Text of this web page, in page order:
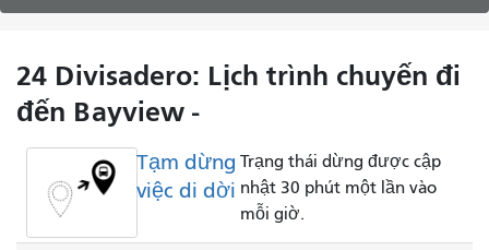
như
nào
24 Divisadero: Lịch trình chuyến đi
đến Bayview -
Tạm dừng
việc di dời
Trạng thái dừng được cập
nhật 30 phút một lần vào
mỗi giờ.